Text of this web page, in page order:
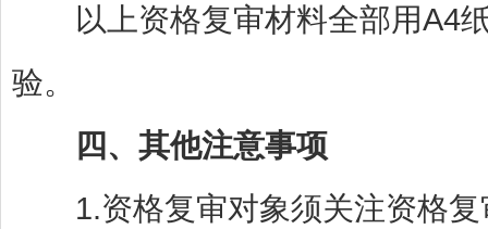
以上资格复审材料全部用A4纸
验。
四、其他注意事项
1.资格复审对象须关注资格复